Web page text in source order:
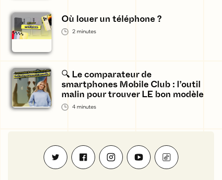
Où louer un téléphone ?
2 minutes
🔍 Le comparateur de
smartphones Mobile Club : l’outil
malin pour trouver LE bon modèle
4 minutes